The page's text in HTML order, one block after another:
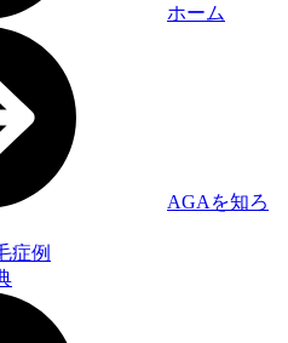
ホーム
AGAを知ろ
症例